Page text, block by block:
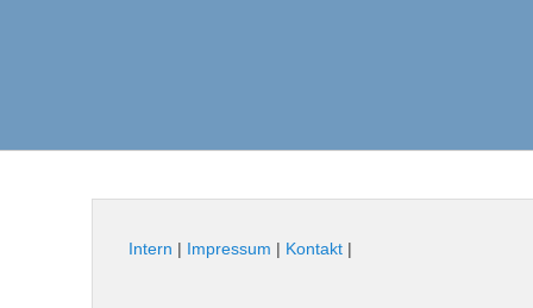
Intern | Impressum | Kontakt |